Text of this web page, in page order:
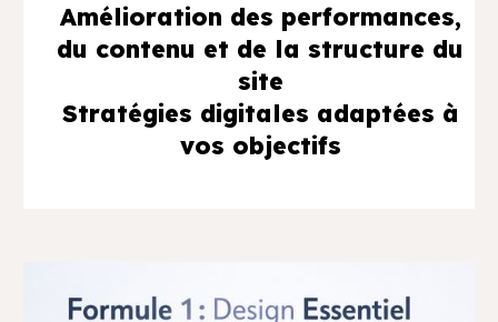
Amélioration des performances,
du contenu et de la structure du
site
Stratégies digitales adaptées à
vos objectifs